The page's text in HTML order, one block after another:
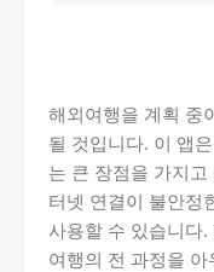
해외여행을 계획 중
될 것입니다. 이 앱
는 큰 장점을 가지
터넷 연결이 불안정
사용할 수 있습니다
여행의 전 과정을